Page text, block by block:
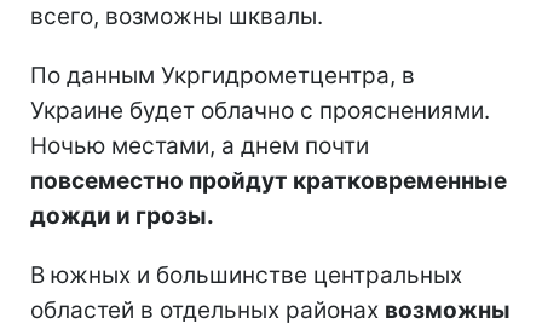
всего, возможны шквалы.
По данным Укргидрометцентра, в
Украине будет облачно с прояснениями.
Ночью местами, а днем почти
повсеместно пройдут кратковременные
дожди и грозы.
В южных и большинстве центральных
областей в отдельных районах возможны